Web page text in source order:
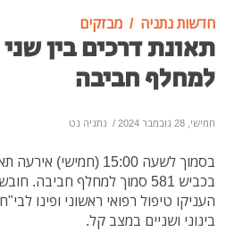
חדשות נתניה מבזקים
תאונת דרכים בין
למחלף חביבה
חמישי, 28 נובמבר 2024 / נתניה נט
בסמוך לשעה 15:00
בכביש 581 סמוך למחלף
בינוני ושניים במצב קל.